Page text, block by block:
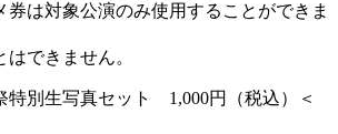
は対象公演のみ使用することができま
できません。
別生写真セット 1,000円（税込）＜